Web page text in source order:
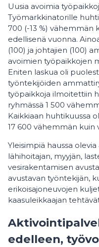
Uusia avoimia
Työmarkkinatorille
700 (-13 %) vähemmän
edellisenä vuonna.
(100) ja johtajien (100)
avoimien työpaikkojen
Eniten laskua oli
työntekijöiden
työpaikkoja ilmoitettiin
ryhmässä 1 500
Kaikkiaan huhtikuussa
17 600 vähemmän kuin
Yleisimpiä haussa
lähihoitajan, myyjän,
vesirakentamisen
avustavan työntekijän,
erikoisajoneuvojen
kaasuleikkaajan
edelleen,